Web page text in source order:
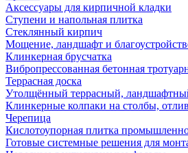
Аксессуары для кирпичной кладки
Ступени и напольная плитка
Cтеклянный кирпич
Мощение, ландшафт и
Клинкерная брусчатка
Вибропрессованная бетонная
Террасная доска
Утолщённый террасный,
Клинкерные колпаки на столбы,
Черепица
Кислотоупорная плитка
Готовые системные решения для